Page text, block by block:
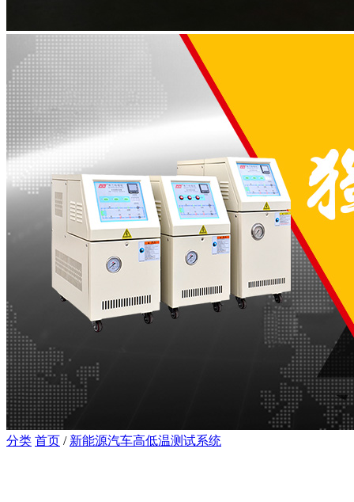
分类 首页 / 新能源汽车高低温测试系统